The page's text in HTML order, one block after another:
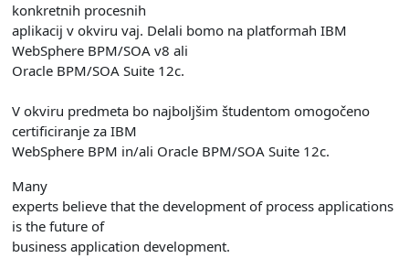
konkretnih procesnih
aplikacij v okviru vaj. Delali bomo na platformah IBM
WebSphere BPM/SOA v8 ali
Oracle BPM/SOA Suite 12c.
V okviru predmeta bo najboljšim študentom omogočeno
certificiranje za IBM
WebSphere BPM in/ali Oracle BPM/SOA Suite 12c.
Many
experts believe that the development of process applications
is the future of
business application development.